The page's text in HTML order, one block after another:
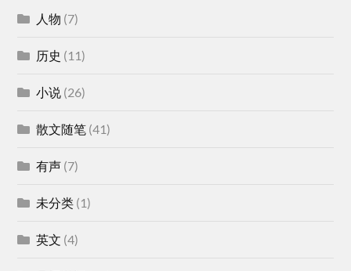
人物 (7)
历史 (11)
小说 (26)
散文随笔 (41)
有声 (7)
未分类 (1)
英文 (4)